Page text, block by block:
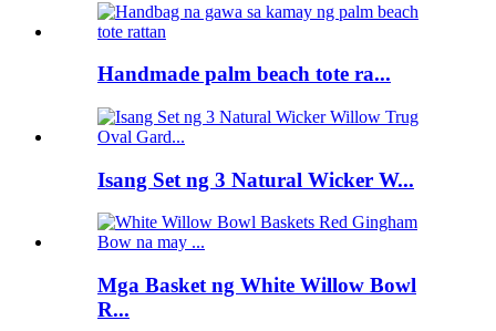
Handmade palm beach tote ra...
Isang Set ng 3 Natural Wicker W...
Mga Basket ng White Willow Bowl
R...